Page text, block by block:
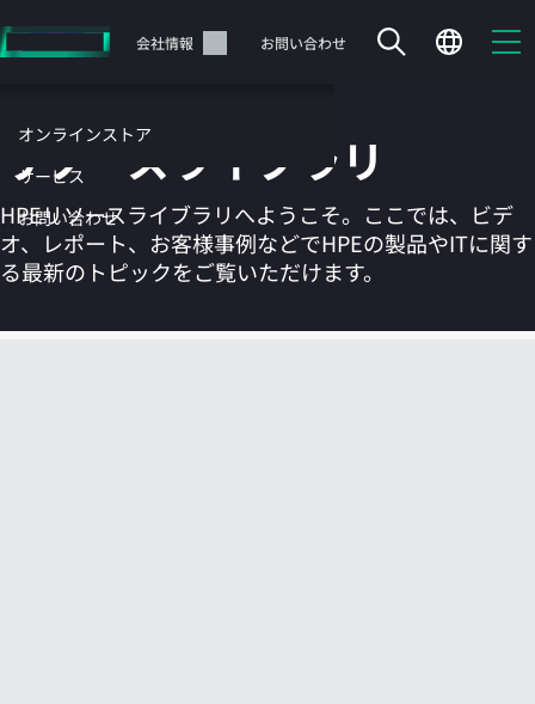
イ
テ
ツ
に
ス
ッ
会社情報 お問い合わせ
オンラインストア
サービス
お問い合わせ
カートは空です
リソースライブラリ
HPEリソースライブラリへようこそ。ここでは、ビデ
オ、レポート、お客様事例などでHPEの製品やITに関す
る最新のトピックをご覧いただけます。